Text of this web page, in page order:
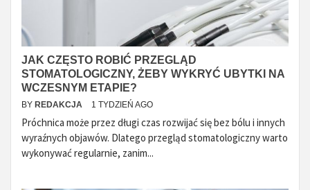
JAK CZĘSTO ROBIĆ PRZEGLĄD
STOMATOLOGICZNY, ŻEBY WYKRYĆ UBYTKI NA
WCZESNYM ETAPIE?
BY REDAKCJA 1 TYDZIEŃ AGO
Próchnica może przez długi czas rozwijać się bez bólu i innych
wyraźnych objawów. Dlatego przegląd stomatologiczny warto
wykonywać regularnie, zanim...